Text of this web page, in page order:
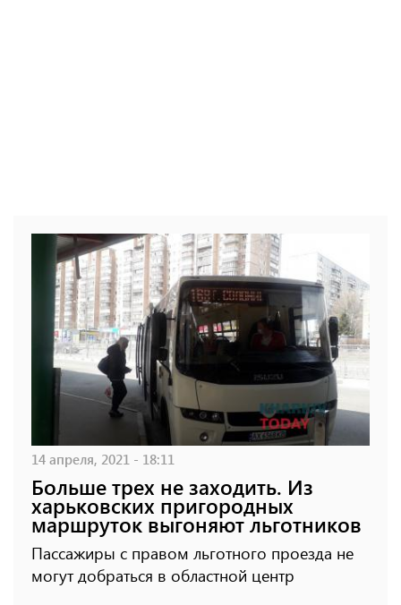
14 апреля, 2021 - 18:11
Больше трех не заходить. Из
харьковских пригородных
маршруток выгоняют льготников
Пассажиры с правом льготного проезда не
могут добраться в областной центр